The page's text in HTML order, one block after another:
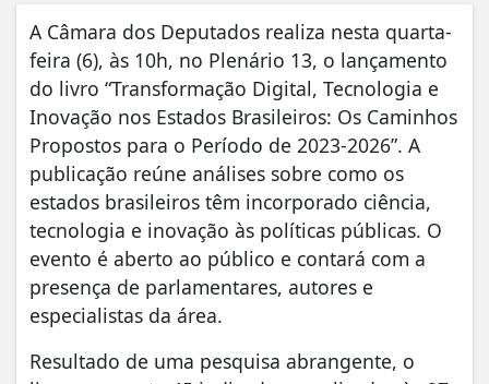
A Câmara dos Deputados realiza nesta quarta-
feira (6), às 10h, no Plenário 13, o lançamento
do livro “Transformação Digital, Tecnologia e
Inovação nos Estados Brasileiros: Os Caminhos
Propostos para o Período de 2023-2026”. A
publicação reúne análises sobre como os
estados brasileiros têm incorporado ciência,
tecnologia e inovação às políticas públicas. O
evento é aberto ao público e contará com a
presença de parlamentares, autores e
especialistas da área.
Resultado de uma pesquisa abrangente, o